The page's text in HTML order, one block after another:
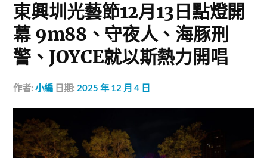
東興圳光藝節12月13日點燈開
幕 9m88、守夜人、海豚刑
警、JOYCE就以斯熱力開唱
作者:小編 日期: 2025 年 12 月 4 日